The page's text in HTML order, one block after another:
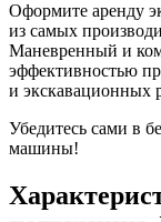
Оформите аренду
из самых
Маневренный и
эффективностью
и экскавационных
Убедитесь сами в
машины!